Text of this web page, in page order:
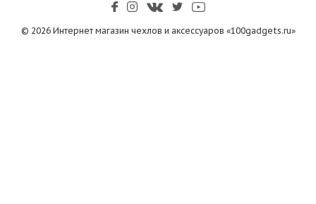
© 2026 Интернет магазин чехлов и аксессуаров «100gadgets.ru»